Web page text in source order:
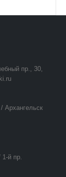
пр., 30,
Архангельск
й пр.